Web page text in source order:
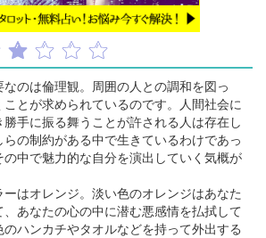
のは倫理観。周囲の人との調和を図っ
とが求められているのです。人間社会に
手に振る舞うことが許される人は存在し
らの制約がある中で生きているわけであっ
中で魅力的な自分を演出していく気概が
はオレンジ。淡い色のオレンジはあなた
あなたの心の中に潜む悪感情を払拭して
のハンカチやタオルなどを持って外出する